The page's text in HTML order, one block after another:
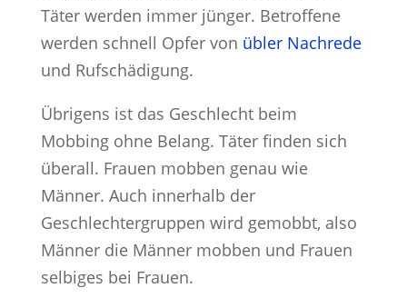
Täter werden immer jünger. Betroffene
werden schnell Opfer von übler Nachrede
und Rufschädigung.
Übrigens ist das Geschlecht beim
Mobbing ohne Belang. Täter finden sich
überall. Frauen mobben genau wie
Männer. Auch innerhalb der
Geschlechtergruppen wird gemobbt, also
Männer die Männer mobben und Frauen
selbiges bei Frauen.